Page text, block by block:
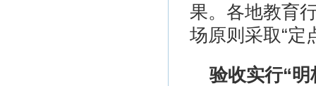
果。各地教育
场原则采取“定
验收实行“明